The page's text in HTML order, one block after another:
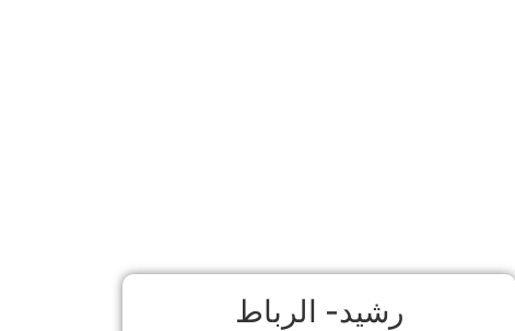
رشيد- الرباط